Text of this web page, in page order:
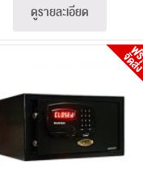
ดูรายละเอียด